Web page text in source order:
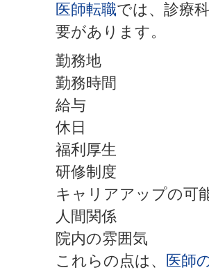
医師転職では、診療
要があります。
勤務地
勤務時間
給与
休日
福利厚生
研修制度
キャリアアップの可
人間関係
院内の雰囲気
これらの点は、
医師